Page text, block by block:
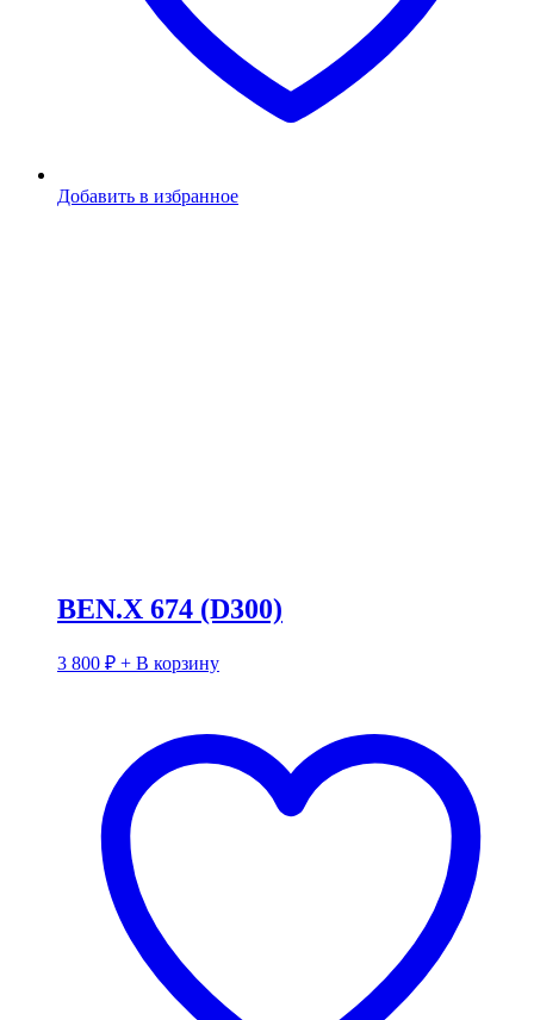
Добавить в избранное
BEN.X 674 (D300)
3 800 ₽ + В корзину